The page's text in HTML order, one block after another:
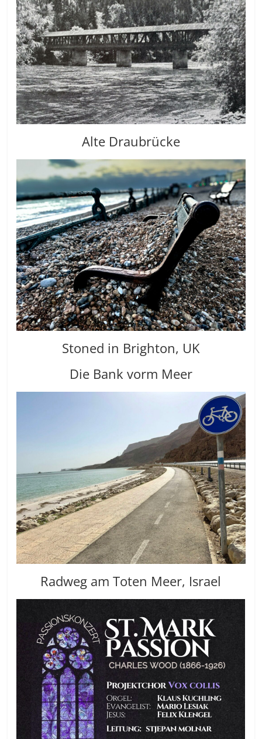
Alte Draubrücke
Stoned in Brighton, UK
Die Bank vorm Meer
Radweg am Toten Meer, Israel